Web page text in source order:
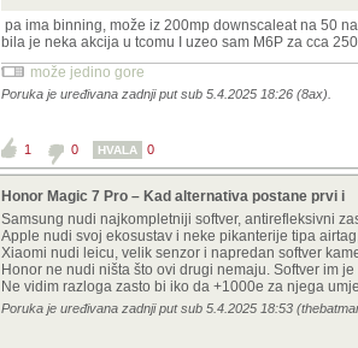
pa ima binning, može iz 200mp downscaleat na 50
bila je neka akcija u tcomu I uzeo sam M6P za cca
može jedino gore
Poruka je uređivana zadnji put sub 5.4.2025 18:26 (8ax).
1 0 HVALA 0
Honor Magic 7 Pro – Kad alternativa postane prvi i
Samsung nudi najkompletniji softver, antirefleksivni
Apple nudi svoj ekosustav i neke pikanterije tipa
Xiaomi nudi leicu, velik senzor i napredan softver
Honor ne nudi ništa što ovi drugi nemaju. Softver im
Ne vidim razloga zasto bi iko da +1000e za njega
Poruka je uređivana zadnji put sub 5.4.2025 18:53